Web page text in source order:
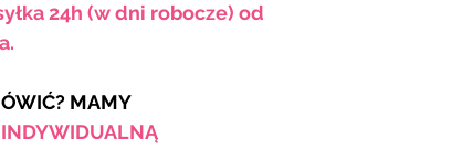
24h (w dni robocze) od
MAMY
INDYWIDUALNĄ